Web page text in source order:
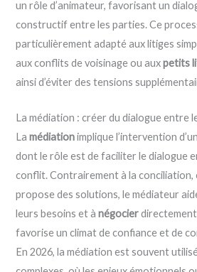
un rôle d’animateur, favorisant un
constructif entre les parties. Ce
particulièrement adapté aux litiges
aux conflits de voisinage ou auxpetits
ainsi d’éviter des tensions
La médiation : créer du dialogue entre
Lamédiationimplique l’intervention
dont le rôle est de faciliter le dialogue
conflit. Contrairement à la conciliation,
propose des solutions, le médiateur
leurs besoins et ànégocier
favorise un climat de confiance et de
En 2026, la médiation est souvent